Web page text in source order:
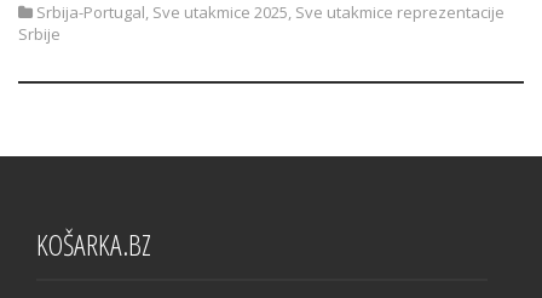
Srbija-Portugal, Sve utakmice 2025, Sve utakmice reprezentacije
Srbije
KOŠARKA.BZ